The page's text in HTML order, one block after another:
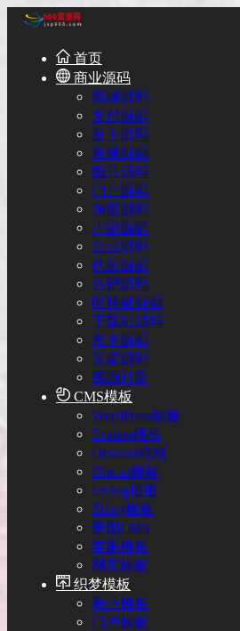
首页
商业源码
商城源码
支付源码
发卡源码
直播源码
图片源码
门户源码
淘客源码
小说源码
企业源码
代刷源码
分销源码
区块链源码
下载站源码
发卡源码
安卓源码
视频打赏
CMS模板
WordPress模板
Ecshop模板
Destoon模板
Discuz模板
Emlog模板
Zblog模板
帝国CMS
苹果模板
网页模板
织梦模板
商业模板
门户模板